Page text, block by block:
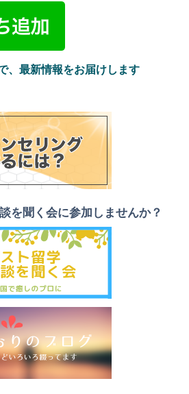
、最新情報をお届けします
を聞く会に参加しませんか？